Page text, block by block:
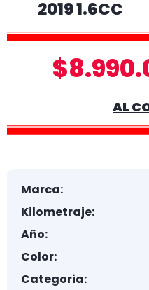
2019 1.6CC
AL
Marca:
Kilometraje:
Año:
Color:
Categoria: